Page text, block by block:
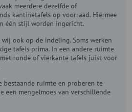
meerdere dezelfde of
kantinetafels op voorraad. Hiermee
één stijl worden ingericht.
ook op de indeling. Soms werken
tafels prima. In een andere ruimte
ronde of vierkante tafels juist voor
ruimte en proberen te
een mengelmoes van verschillende